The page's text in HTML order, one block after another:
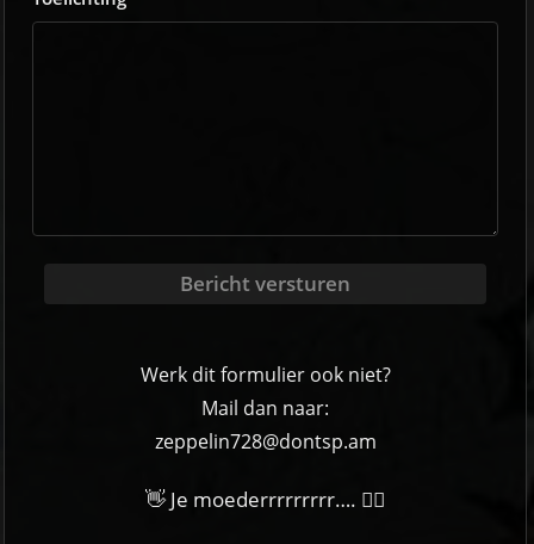
Bericht versturen
Werk dit formulier ook niet?
Mail dan naar:
zeppelin728@dontsp.am
👋 Je moederrrrrrrrr…. 🙋‍♀